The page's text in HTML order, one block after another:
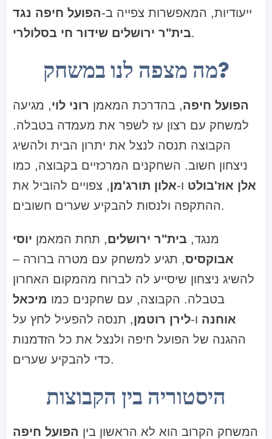
ייעודיות, המאפשרות צפייה ב-הפועל חיפה נגד
בית"ר ירושלים שידור חי בסלולרי.
מה מצפה לנו במשחק?
הפועל חיפה, בהדרכת המאמן רוני לוי, מגיעה
למשחק עם רצון עז לשפר את מעמדה בטבלה.
הקבוצה תנסה לנצל את יתרון הבית ולהשיג
ניצחון חשוב. השחקנים המרכזיים בקבוצה, כמו
אלן אוז'בולט ו-אלון תורג'מן, צפויים להוביל את
ההתקפה ולנסות להבקיע שערים חשובים.
מנגד, בית"ר ירושלים, תחת המאמן יוסי
אבוקסיס, תגיע למשחק עם מטרה ברורה –
להשיג ניצחון שיסייע לה לברוח מהמקום האחרון
בטבלה. הקבוצה, עם שחקנים כמו מיכאל
אוחנה ו-לירן רוטמן, תנסה להפעיל לחץ על
ההגנה של הפועל חיפה ולנצל את כל הזדמנות
כדי להבקיע שערים.
היסטוריה בין הקבוצות
המשחק הקרוב הוא לא הראשון בין הפועל חיפה